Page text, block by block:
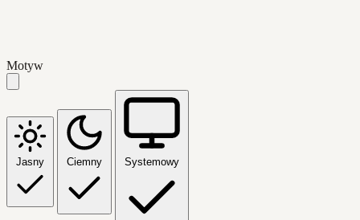
Motyw
Jasny Ciemny Systemowy